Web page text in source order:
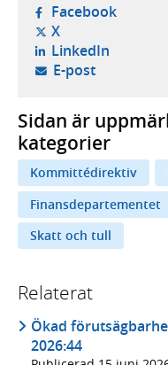
Facebook-
X- öppnas i ny
LinkedIn-
E-post- öppnar
Sidan är
kategorier
Kommittédirektiv
Finansdepartementet
Skatt och tull
Relaterat
Ökad
2026:44